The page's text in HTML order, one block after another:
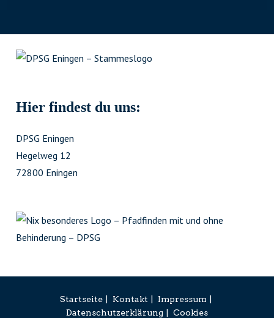
Hier findest du uns:
DPSG Eningen
Hegelweg 12
72800 Eningen
Startseite Kontakt
Impressum
Datenschutzerklärung
Cookies